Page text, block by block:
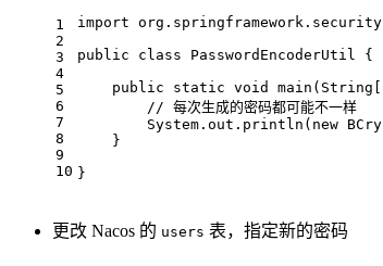
1
2
3
4
5
6
7
8
9
10
import
public
class PasswordEncoderUtil
{
public
static void main
// 每次生成的密码都可能不一样
        System.out.println(
new
    }
}
更改 Nacos 的 users 表，指定新的密码